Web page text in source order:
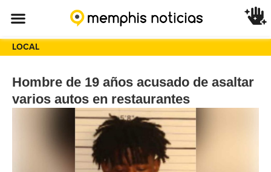
LOCAL
Hombre de 19 años acusado de asaltar
varios autos en restaurantes